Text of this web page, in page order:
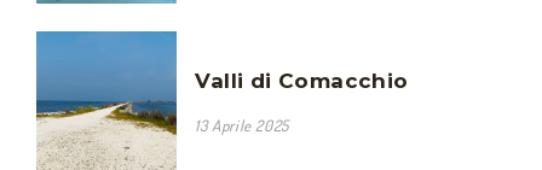
Valli di Comacchio
13 Aprile 2025